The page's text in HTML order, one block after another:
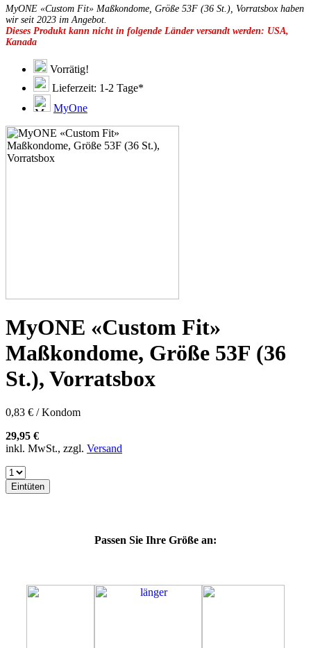
49D
49E
49F
49G
51C
51D
51E
51F
51G
53C
53D
53E
57H
57K
60E
60F
60G
60H
60K
60L
64E
64F
64L
64M
MyONE «Custom Fit» Maßkondome, Größe 53F (36 St.), Vorratsbox haben
wir seit 2023 im Angebot.
Dieses Produkt kann nicht in folgende Länder versandt werden: USA,
Kanada
Vorrätig!
Lieferzeit: 1-2 Tage*
MyOne
MyONE «Custom Fit»
Maßkondome, Größe 53F (36
St.), Vorratsbox
0,83 € / Kondom
29,95 €
inkl. MwSt., zzgl. Versand
Eintüten
Passen Sie Ihre Größe an: